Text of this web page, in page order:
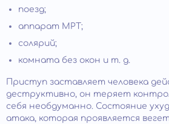
поезд;
аппарат МРТ;
солярий;
комната без окон и т. д.
Приступ заставляет человека
деструктивно, он теряет
себя необдуманно. Состояние
атака, которая проявляется